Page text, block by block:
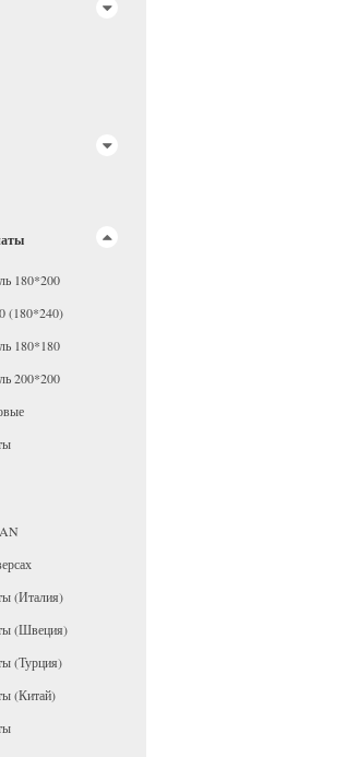
180*200
(180*240)
180*180
200*200
(Италия)
(Швеция)
(Турция)
(Китай)